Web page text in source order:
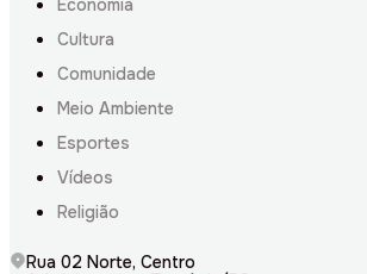
Economia
Cultura
Comunidade
Meio Ambiente
Esportes
Vídeos
Religião
Rua 02 Norte, Centro